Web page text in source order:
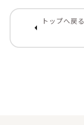
arrow_left
トップへ戻る